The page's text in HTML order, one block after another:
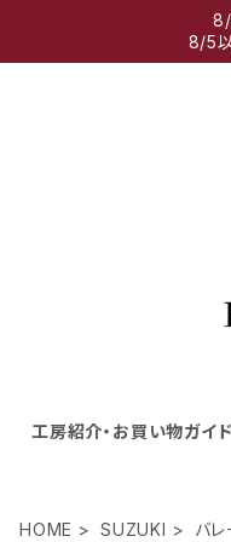
8/5
工房紹介・お買い物ガイド
HOME SUZUKI バレ